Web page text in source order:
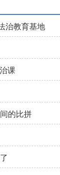
治教育基地
课
的比拼